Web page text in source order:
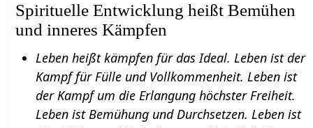
Spirituelle Entwicklung heißt Bemühen
und inneres Kämpfen
Leben heißt kämpfen für das Ideal. Leben ist der
Kampf für Fülle und Vollkommenheit. Leben ist
der Kampf um die Erlangung höchster Freiheit.
Leben ist Bemühung und Durchsetzen. Leben ist